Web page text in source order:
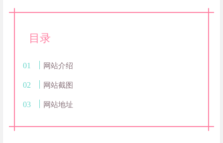
目录
网站介绍
网站截图
网站地址